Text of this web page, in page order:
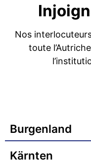
Nos
toute
Burgenland
Kärnten